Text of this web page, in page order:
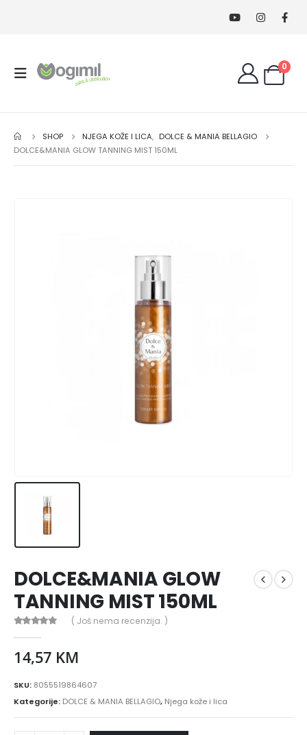
0
SHOP NJEGA KOŽE I LICA, DOLCE & MANIA BELLAGIO
DOLCE&MANIA GLOW TANNING MIST 150ML
DOLCE&MANIA GLOW
TANNING MIST 150ML
( Još nema recenzija. )
14,57 KM
SKU: 8055519864607
Kategorije: DOLCE & MANIA BELLAGIO, Njega kože i lica